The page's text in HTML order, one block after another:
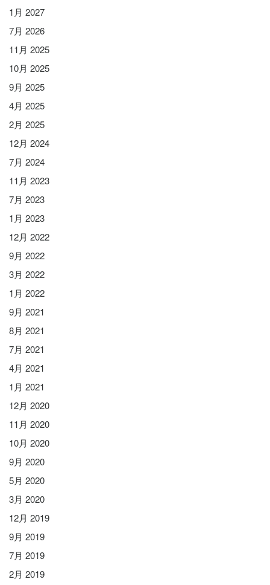
1月 2027
7月 2026
11月 2025
10月 2025
9月 2025
4月 2025
2月 2025
12月 2024
7月 2024
11月 2023
7月 2023
1月 2023
12月 2022
9月 2022
3月 2022
1月 2022
9月 2021
8月 2021
7月 2021
4月 2021
1月 2021
12月 2020
11月 2020
10月 2020
9月 2020
5月 2020
3月 2020
12月 2019
9月 2019
7月 2019
2月 2019